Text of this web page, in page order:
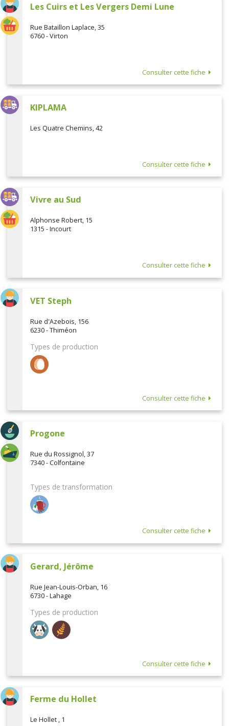
Les Cuirs et Les Vergers Demi Lune
Rue Bataillon Laplace, 35
6760 - Virton
Consulter cette fiche
KIPLAMA
Les Quatre Chemins, 42
Consulter cette fiche
Vivre au Sud
Alphonse Robert, 15
1315 - Incourt
Consulter cette fiche
VET Steph
Rue d'Azebois, 156
6230 - Thiméon
Types de production
Consulter cette fiche
Progone
Rue du Rossignol, 37
7340 - Colfontaine
Types de transformation
Consulter cette fiche
Gerard, Jérôme
Rue Jean-Louis-Orban, 16
6730 - Lahage
Types de production
Consulter cette fiche
Ferme du Hollet
Le Hollet , 1